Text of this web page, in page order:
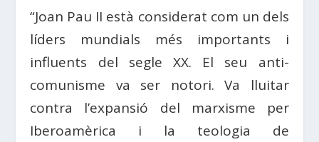
“Joan Pau II està considerat com un dels
líders mundials més importants i
influents del segle XX. El seu anti-
comunisme va ser notori. Va lluitar
contra l’expansió del marxisme per
Iberoamèrica i la teologia de